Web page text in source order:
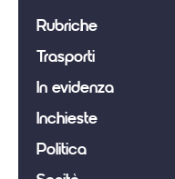
Rubriche
Trasporti
In evidenza
Inchieste
Politica